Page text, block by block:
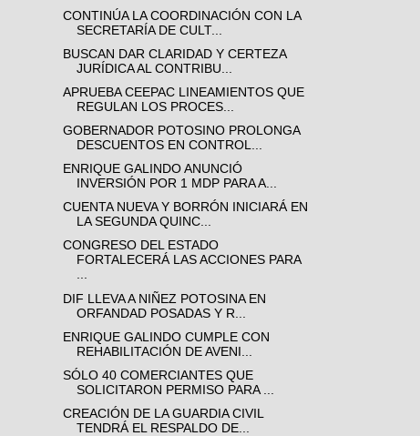
CONTINÚA LA COORDINACIÓN CON LA
SECRETARÍA DE CULT...
BUSCAN DAR CLARIDAD Y CERTEZA
JURÍDICA AL CONTRIBU...
APRUEBA CEEPAC LINEAMIENTOS QUE
REGULAN LOS PROCES...
GOBERNADOR POTOSINO PROLONGA
DESCUENTOS EN CONTROL...
ENRIQUE GALINDO ANUNCIÓ
INVERSIÓN POR 1 MDP PARA A...
CUENTA NUEVA Y BORRÓN INICIARÁ EN
LA SEGUNDA QUINC...
CONGRESO DEL ESTADO
FORTALECERÁ LAS ACCIONES PARA
...
DIF LLEVA A NIÑEZ POTOSINA EN
ORFANDAD POSADAS Y R...
ENRIQUE GALINDO CUMPLE CON
REHABILITACIÓN DE AVENI...
SÓLO 40 COMERCIANTES QUE
SOLICITARON PERMISO PARA ...
CREACIÓN DE LA GUARDIA CIVIL
TENDRÁ EL RESPALDO DE...